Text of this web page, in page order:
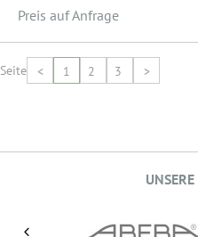
Preis auf Anfrage
Seite < 1 2 3 >